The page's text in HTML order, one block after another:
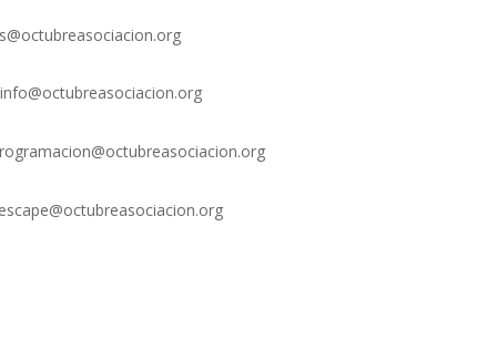
info@octubreasociacion.org
escape@octubreasociacion.org